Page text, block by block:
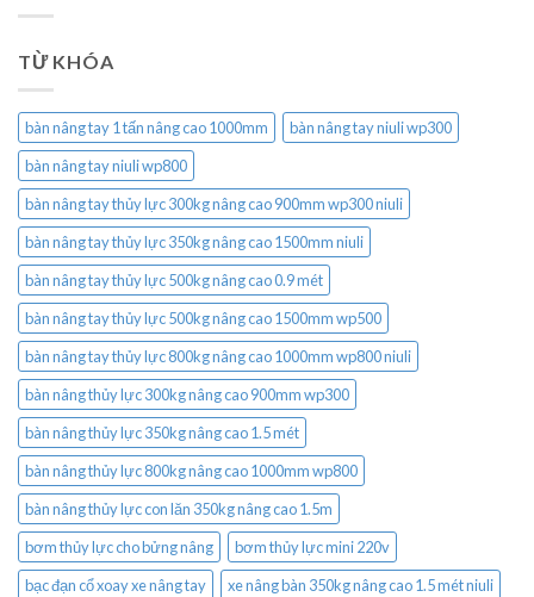
TỪ KHÓA
bàn nâng tay 1 tấn nâng cao 1000mm
bàn nâng tay niuli wp300
bàn nâng tay niuli wp800
bàn nâng tay thủy lực 300kg nâng cao 900mm wp300 niuli
bàn nâng tay thủy lực 350kg nâng cao 1500mm niuli
bàn nâng tay thủy lực 500kg nâng cao 0.9 mét
bàn nâng tay thủy lực 500kg nâng cao 1500mm wp500
bàn nâng tay thủy lực 800kg nâng cao 1000mm wp800 niuli
bàn nâng thủy lực 300kg nâng cao 900mm wp300
bàn nâng thủy lực 350kg nâng cao 1.5 mét
bàn nâng thủy lực 800kg nâng cao 1000mm wp800
bàn nâng thủy lực con lăn 350kg nâng cao 1.5m
bơm thủy lực cho bửng nâng
bơm thủy lực mini 220v
bạc đạn cổ xoay xe nâng tay
xe nâng bàn 350kg nâng cao 1.5 mét niuli